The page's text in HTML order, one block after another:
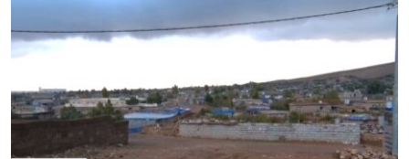
ژیان لە فەرهەنگدا
Learning English
FOLLOW US